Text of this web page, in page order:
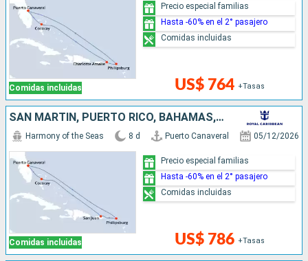
Comidas incluidas US$ 764 +Tasas
Precio especial familias
Hasta -60% en el 2° pasajero
Comidas incluidas
SAN MARTÍN, PUERTO RICO, BAHAMAS, ESTADOS UNIDOS
Comidas incluidas
Harmony of the Seas 8 d Puerto Canaveral 05/12/2026
US$ 786 +Tasas
Precio especial familias
Hasta -60% en el 2° pasajero
Comidas incluidas